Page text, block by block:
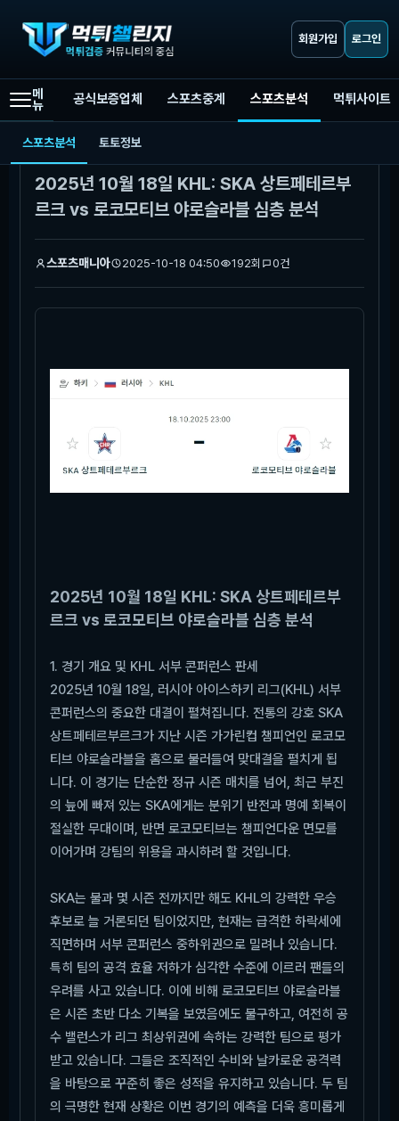
회원가입 로그인
메
뉴
공식보증업체 스포츠중계 스포츠분석 먹튀사이트
스포츠분석 토토정보
먹튀챌린지 스포츠분석
2025년 10월 18일 KHL: SKA 상트페테르부
르크 vs 로코모티브 야로슬라블 심층 분석
스포츠매니아 2025-10-18 04:50 192회 0건
본문
2025년 10월 18일 KHL: SKA 상트페테르부
르크 vs 로코모티브 야로슬라블 심층 분석
1. 경기 개요 및 KHL 서부 콘퍼런스 판세
2025년 10월 18일, 러시아 아이스하키 리그(KHL) 서부
콘퍼런스의 중요한 대결이 펼쳐집니다. 전통의 강호 SKA
상트페테르부르크가 지난 시즌 가가린컵 챔피언인 로코모
티브 야로슬라블을 홈으로 불러들여 맞대결을 펼치게 됩
니다. 이 경기는 단순한 정규 시즌 매치를 넘어, 최근 부진
의 늪에 빠져 있는 SKA에게는 분위기 반전과 명예 회복이
절실한 무대이며, 반면 로코모티브는 챔피언다운 면모를
이어가며 강팀의 위용을 과시하려 할 것입니다.
SKA는 불과 몇 시즌 전까지만 해도 KHL의 강력한 우승
후보로 늘 거론되던 팀이었지만, 현재는 급격한 하락세에
직면하며 서부 콘퍼런스 중하위권으로 밀려나 있습니다.
특히 팀의 공격 효율 저하가 심각한 수준에 이르러 팬들의
우려를 사고 있습니다. 이에 비해 로코모티브 야로슬라블
은 시즌 초반 다소 기복을 보였음에도 불구하고, 여전히 공
수 밸런스가 리그 최상위권에 속하는 강력한 팀으로 평가
받고 있습니다. 그들은 조직적인 수비와 날카로운 공격력
을 바탕으로 꾸준히 좋은 성적을 유지하고 있습니다. 두 팀
의 극명한 현재 상황은 이번 경기의 예측을 더욱 흥미롭게